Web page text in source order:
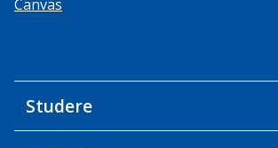
Canvas
Studere